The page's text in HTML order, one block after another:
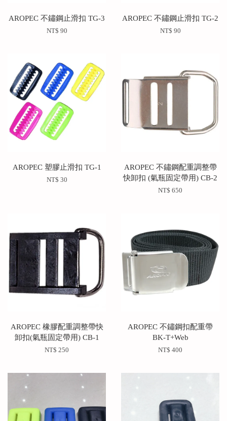
AROPEC 不鏽鋼止滑扣 TG-3
NT$ 90
AROPEC 不鏽鋼止滑扣 TG-2
NT$ 90
AROPEC 塑膠止滑扣 TG-1
NT$ 30
AROPEC 不鏽鋼配重調整帶
快卸扣 (氣瓶固定帶用) CB-2
NT$ 650
AROPEC 橡膠配重調整帶快
卸扣(氣瓶固定帶用) CB-1
NT$ 250
AROPEC 不鏽鋼扣配重帶
BK-T+Web
NT$ 400